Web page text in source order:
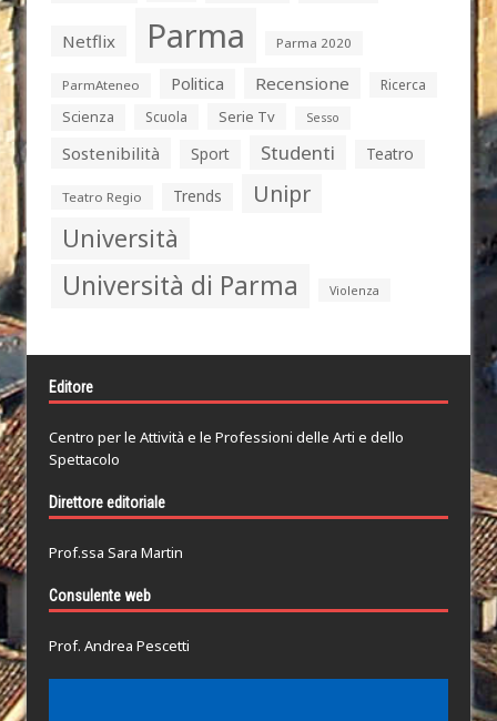
Netflix Parma Parma 2020
ParmAteneo Politica Recensione
Ricerca
Scienza
Scuola Serie Tv Sesso
Sostenibilità Sport Studenti Teatro
Teatro Regio Trends Unipr
Università
Università di Parma Violenza
Editore
Centro per le Attività e le Professioni delle Arti e dello
Spettacolo
Direttore editoriale
Prof.ssa Sara Martin
Consulente web
Prof. Andrea Pescetti